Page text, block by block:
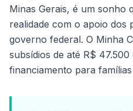
Minas Gerais, é um sonho
realidade com o apoio dos
governo federal. O Minha
subsídios de até R$
financiamento para